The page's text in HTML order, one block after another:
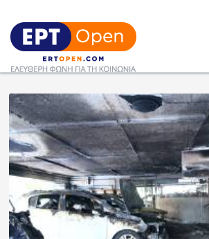
Ειδήσεις
Ελλάδα
Κοινωνία
Πολιτική
Οικονομία